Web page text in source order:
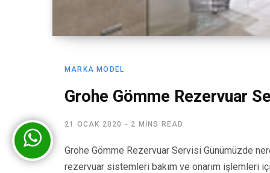
MARKA MODEL
Grohe Gömme Rezervuar
21 OCAK 2020 2 MINS READ
Grohe Gömme Rezervuar Servisi Günümüzde
rezervuar sistemleri bakım ve onarım işlemleri